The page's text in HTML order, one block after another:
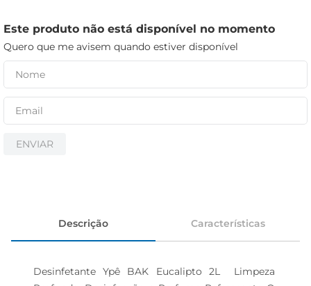
Este produto não está disponível no momento
Quero que me avisem quando estiver disponível
ENVIAR
Descrição Características
Desinfetante Ypê BAK Eucalipto 2L  Limpeza
papel higiênico